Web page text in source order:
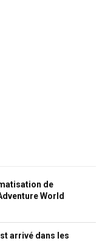
de
World
arrivé dans les